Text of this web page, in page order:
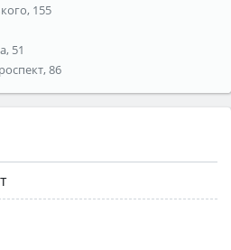
155
51
86